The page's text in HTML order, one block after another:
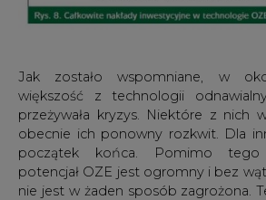
Jak zostało wspomniane, w
większość z technologii
przeżywała kryzys. Niektóre z nich
obecnie ich ponowny rozkwit. Dla
początek końca. Pomimo tego
potencjał OZE jest ogromny i bez
nie jest w żaden sposób zagrożona.